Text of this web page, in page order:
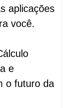
aplicações
você.
e
o futuro da